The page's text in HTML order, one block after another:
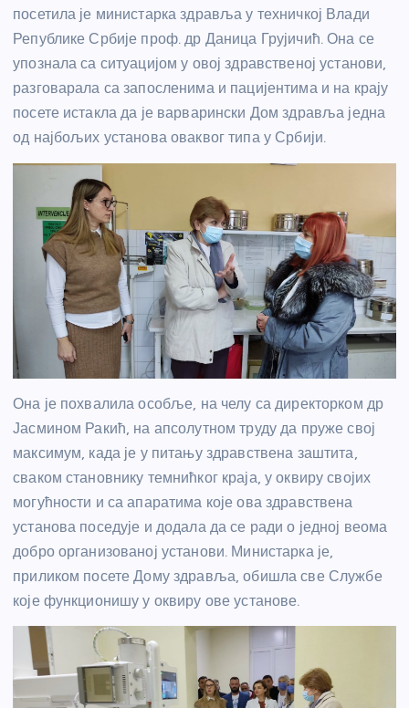
посетила је министарка здравља у техничкој Влади
Републике Србије проф. др Даница Грујичић. Она се
упознала са ситуацијом у овој здравственој установи,
разговарала са запосленима и пацијентима и на крају
посете истакла да је варварински Дом здравља једна
од најбољих установа оваквог типа у Србији.
Она је похвалила особље, на челу са директорком др
Јасмином Ракић, на апсолутном труду да пруже свој
максимум, када је у питању здравствена заштита,
сваком становнику темнићког краја, у оквиру својих
могућности и са апаратима које ова здравствена
установа поседује и додала да се ради о једној веома
добро организованој установи. Министарка је,
приликом посете Дому здравља, обишла све Службе
које функционишу у оквиру ове установе.